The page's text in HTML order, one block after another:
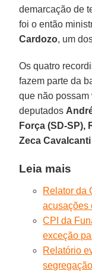
demarcação de
foi o então
Cardozo, um
Os quatro
fazem parte da
que não
deputados
Força (SD-SP),
Zeca
Leia mais
Relator da
acusações
CPI da
exceção
Relatório